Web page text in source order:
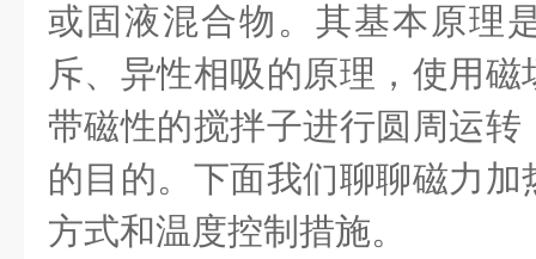
或固液混合物。其基本原理
斥、异性相吸的原理，使用
带磁性的搅拌子进行圆周运
的目的。下面我们聊聊磁力
方式和温度控制措施。